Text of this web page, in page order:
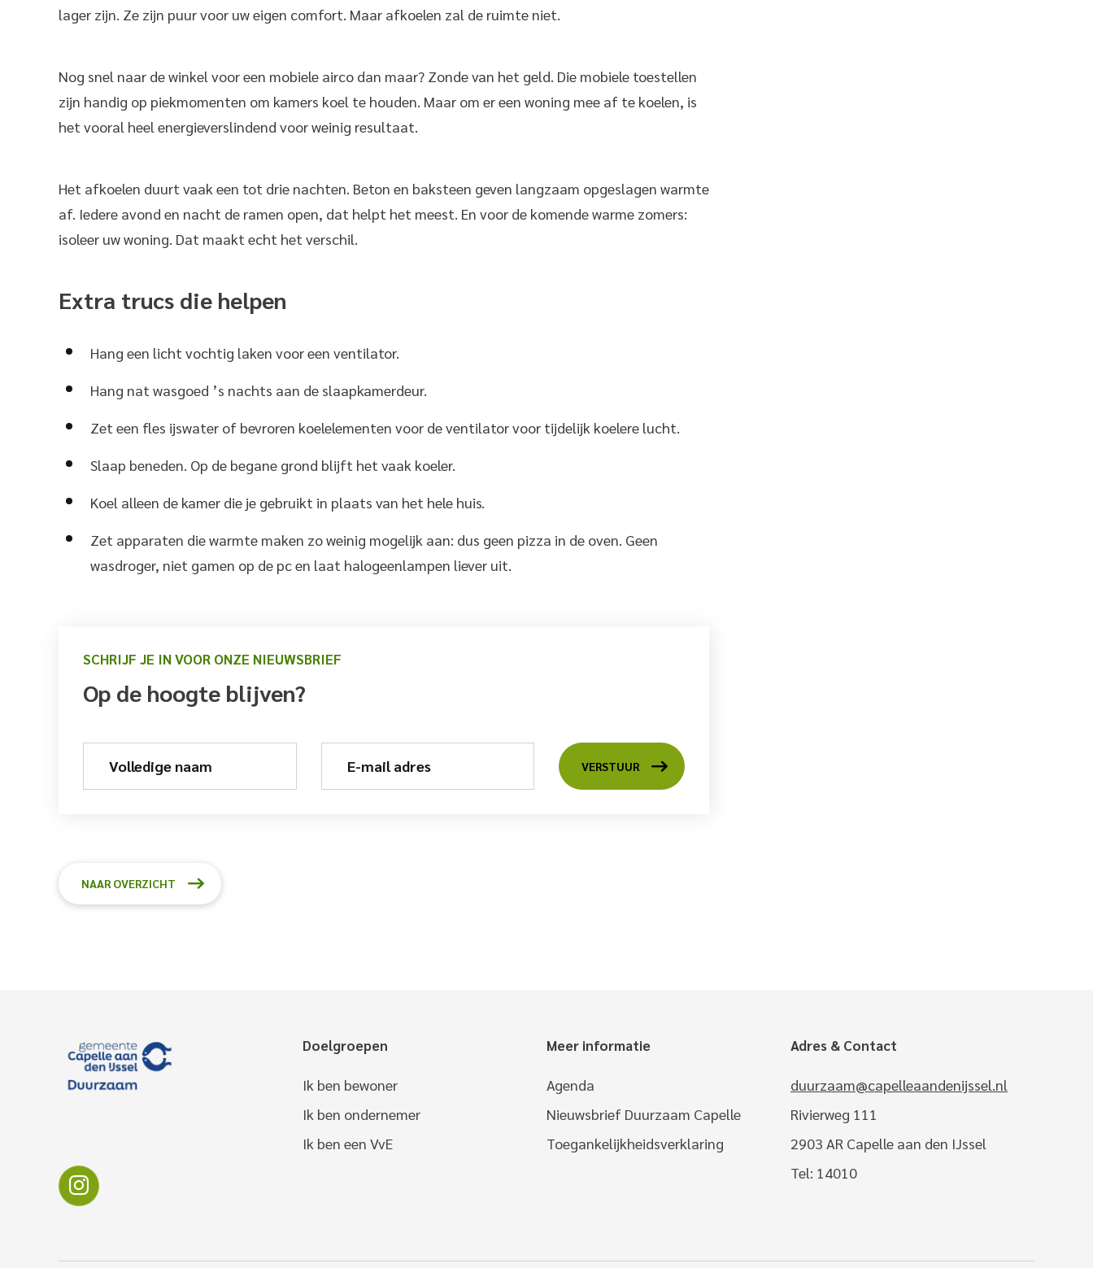
lager zijn. Ze zijn puur voor uw eigen comfort. Maar afkoelen zal de ruimte niet.
Nog snel naar de winkel voor een mobiele airco dan maar? Zonde van het geld. Die mobiele toestellen
zijn handig op piekmomenten om kamers koel te houden. Maar om er een woning mee af te koelen, is
het vooral heel energieverslindend voor weinig resultaat.
Het afkoelen duurt vaak een tot drie nachten. Beton en baksteen geven langzaam opgeslagen warmte
af. Iedere avond en nacht de ramen open, dat helpt het meest. En voor de komende warme zomers:
isoleer uw woning. Dat maakt echt het verschil.
Extra trucs die helpen
Hang een licht vochtig laken voor een ventilator.
Hang nat wasgoed ’s nachts aan de slaapkamerdeur.
Zet een fles ijswater of bevroren koelelementen voor de ventilator voor tijdelijk koelere lucht.
Slaap beneden. Op de begane grond blijft het vaak koeler.
Koel alleen de kamer die je gebruikt in plaats van het hele huis.
Zet apparaten die warmte maken zo weinig mogelijk aan: dus geen pizza in de oven. Geen
wasdroger, niet gamen op de pc en laat halogeenlampen liever uit.
SCHRIJF JE IN VOOR ONZE NIEUWSBRIEF
Op de hoogte blijven?
Volledige naam E-mail adres VERSTUUR
NAAR OVERZICHT
Doelgroepen
Ik ben bewoner
Ik ben ondernemer
Ik ben een VvE
Meer informatie
Agenda
Nieuwsbrief Duurzaam Capelle
Toegankelijkheidsverklaring
Adres & Contact
duurzaam@capelleaandenijssel.nl
Rivierweg 111
2903 AR Capelle aan den IJssel
Tel: 14010